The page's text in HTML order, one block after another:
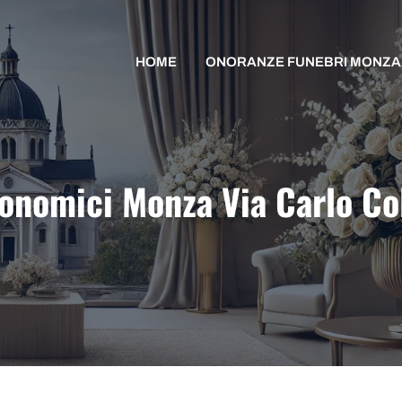
HOME ONORANZE FUNEBRI MONZA
Monza Via Carlo